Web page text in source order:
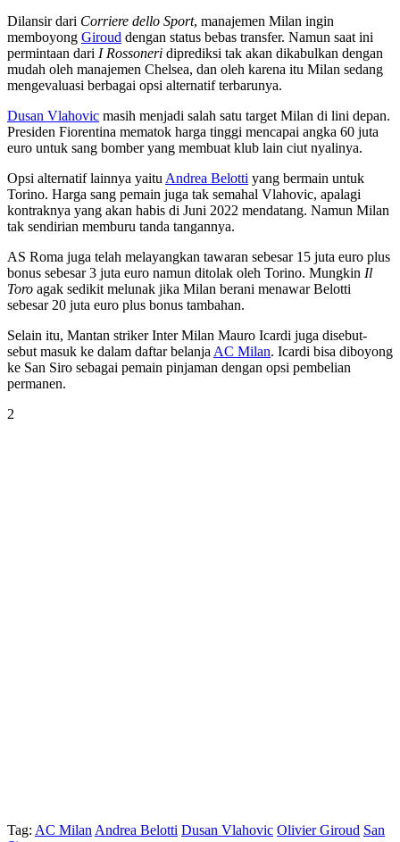
Dilansir dari Corriere dello Sport, manajemen Milan ingin
memboyong Giroud dengan status bebas transfer. Namun saat ini
permintaan dari I Rossoneri diprediksi tak akan dikabulkan dengan
mudah oleh manajemen Chelsea, dan oleh karena itu Milan sedang
mengevaluasi berbagai opsi alternatif terbarunya.
Dusan Vlahovic masih menjadi salah satu target Milan di lini depan.
Presiden Fiorentina mematok harga tinggi mencapai angka 60 juta
euro untuk sang bomber yang membuat klub lain ciut nyalinya.
Opsi alternatif lainnya yaitu Andrea Belotti yang bermain untuk
Torino. Harga sang pemain juga tak semahal Vlahovic, apalagi
kontraknya yang akan habis di Juni 2022 mendatang. Namun Milan
tak sendirian memburu tanda tangannya.
AS Roma juga telah melayangkan tawaran sebesar 15 juta euro plus
bonus sebesar 3 juta euro namun ditolak oleh Torino. Mungkin Il
Toro agak sedikit melunak jika Milan berani menawar Belotti
sebesar 20 juta euro plus bonus tambahan.
Selain itu, Mantan striker Inter Milan Mauro Icardi juga disebut-
sebut masuk ke dalam daftar belanja AC Milan. Icardi bisa diboyong
ke San Siro sebagai pemain pinjaman dengan opsi pembelian
permanen.
2
Tag: AC Milan Andrea Belotti Dusan Vlahovic Olivier Giroud San